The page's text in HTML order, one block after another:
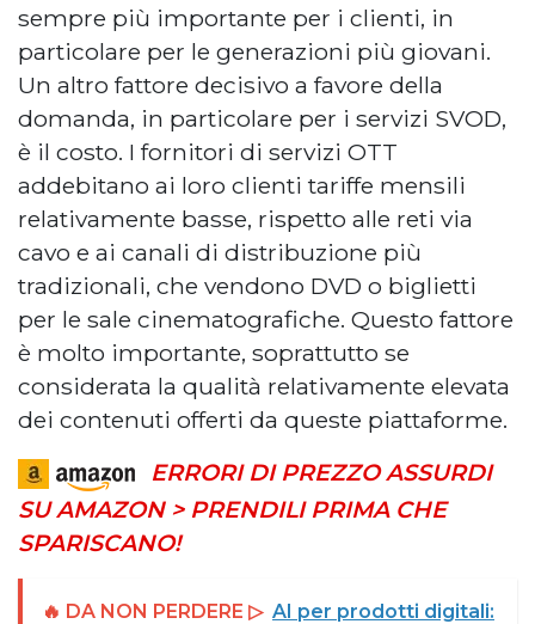
sempre più importante per i clienti, in
particolare per le generazioni più giovani.
Un altro fattore decisivo a favore della
domanda, in particolare per i servizi SVOD,
è il costo. I fornitori di servizi OTT
addebitano ai loro clienti tariffe mensili
relativamente basse, rispetto alle reti via
cavo e ai canali di distribuzione più
tradizionali, che vendono DVD o biglietti
per le sale cinematografiche. Questo fattore
è molto importante, soprattutto se
considerata la qualità relativamente elevata
dei contenuti offerti da queste piattaforme.
ERRORI DI PREZZO ASSURDI
SU AMAZON > PRENDILI PRIMA CHE
SPARISCANO!
🔥 DA NON PERDERE ▷ AI per prodotti digitali: